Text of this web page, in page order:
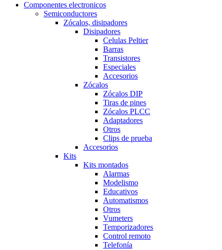
Componentes electronicos
Semiconductores
Zócalos, disipadores
Disipadores
Celulas Peltier
Barras
Transistores
Especiales
Accesorios
Zócalos
Zócalos DIP
Tiras de pines
Zócalos PLCC
Adaptadores
Otros
Clips de prueba
Accesorios
Kits
Kits montados
Alarmas
Modelismo
Educativos
Automatismos
Otros
Vumeters
Temporizadores
Control remoto
Telefonía